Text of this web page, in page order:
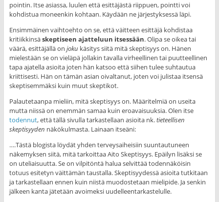
pointin. Itse asiassa, luulen että esittäjästä riippuen, pointti voi
kohdistua moneenkin kohtaan. Käydään ne järjestyksessä läpi.
Ensimmäinen vaihtoehto on se, että väitteen esittäjä kohdistaa
kritiikkinsäskeptiseen ajatteluun itsessään. Olipa se oikea tai
väärä, esittäjällä on joku käsitys siitä mitä skeptisyys on. Hänen
mielestään se on vieläpä jollakin tavalla virheellinen tai puutteellinen
tapa ajatella asioita joten hän katsoo että siihen tulee suhtautua
kriittisesti. Hän on tämän asian oivaltanut, joten voi julistaa itsensä
skeptisemmäksi kuin muut skeptikot.
Palautetaanpa mieliin, mitä skeptisyys on. Määritelmiä on useita
mutta niissä on enemmän samaa kuin eroavaisuuksia. Olen itse
todennut, että tällä sivulla tarkastellaan asioita nk.tieteellisen
skeptisyyden näkökulmasta. Lainaan itseäni:
….Tästä blogista löydät yhden terveysaiheisiin suuntautuneen
näkemyksen siitä, mitä tarkoittaa Aito Skeptisyys. Epäilyn lisäksi se
on uteliaisuutta. Se on vilpitöntä halua selvittää todennäköisin
totuus esitetyn väittämän taustalla. Skeptisyydessä asioita tutkitaan
ja tarkastellaan ennen kuin niistä muodostetaan mielipide. Ja senkin
jälkeen kanta jätetään avoimeksi uudelleentarkastelulle.